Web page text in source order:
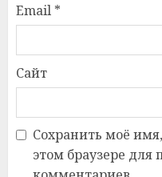
Email *
Сайт
Сохранить моё
этом браузере